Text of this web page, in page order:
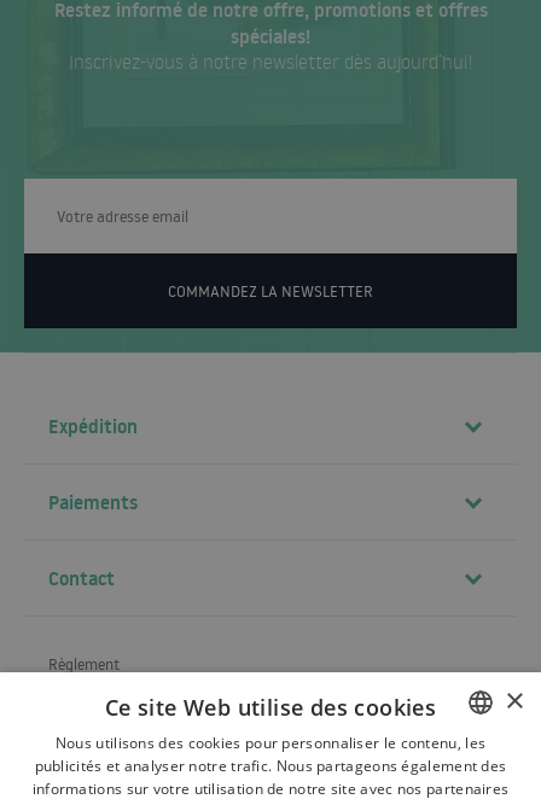
Restez informé de notre offre, promotions et offres
spéciales!
Inscrivez-vous à notre newsletter dès aujourd’hui!
COMMANDEZ LA NEWSLETTER
Expédition
Paiements
Contact
Règlement
À propos de la société
POLISH
×
Ce site Web utilise des cookies
Nous utilisons des cookies pour personnaliser le contenu, les
publicités et analyser notre trafic. Nous partageons également des
informations sur votre utilisation de notre site avec nos partenaires